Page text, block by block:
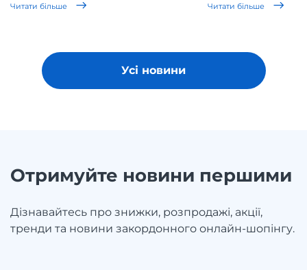
Читати більше Читати більше
Усі новини
Отримуйте новини першими
Дізнавайтесь про знижки, розпродажі, акції,
тренди та новини закордонного онлайн-шопінгу.